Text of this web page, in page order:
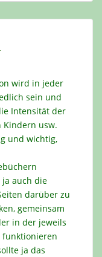
wird in jeder
sein und
Intensität der
Kindern usw.
und wichtig,
auch die
darüber zu
gemeinsam
in der jeweils
ja das